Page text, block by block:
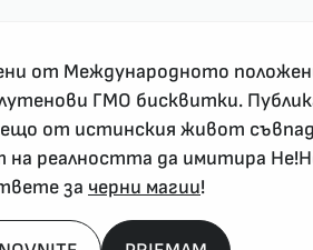
на
от Международното
ГМО бисквитки.
от истинския живот
реалността да имитира
за черни магии!